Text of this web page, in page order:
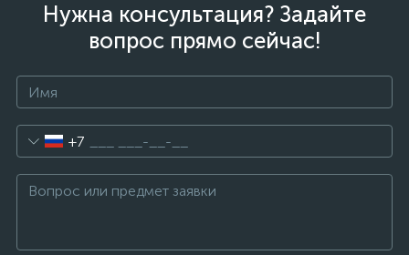
Нужна консультация? Задайте
вопрос прямо сейчас!
+7